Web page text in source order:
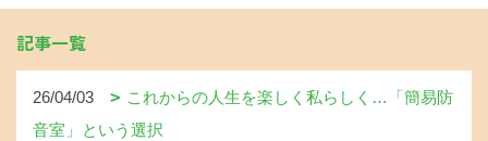
記事一覧
26/04/03
これからの人生を楽しく私らしく…「簡易防
音室」という選択